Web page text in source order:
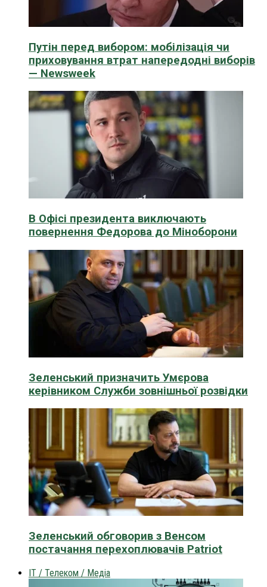
Путін перед вибором: мобілізація чи
приховування втрат напередодні виборів
— Newsweek
В Офісі президента виключають
повернення Федорова до Міноборони
Зеленський призначить Умєрова
керівником Служби зовнішньої розвідки
Зеленський обговорив з Венсом
постачання перехоплювачів Patriot
IT / Телеком / Медіа